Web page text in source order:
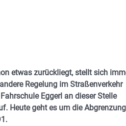
etwas zurückliegt, stellt sich
Regelung im Straßenverkehr
Eggerl an dieser Stelle
Heute geht es um die Abgrenzung